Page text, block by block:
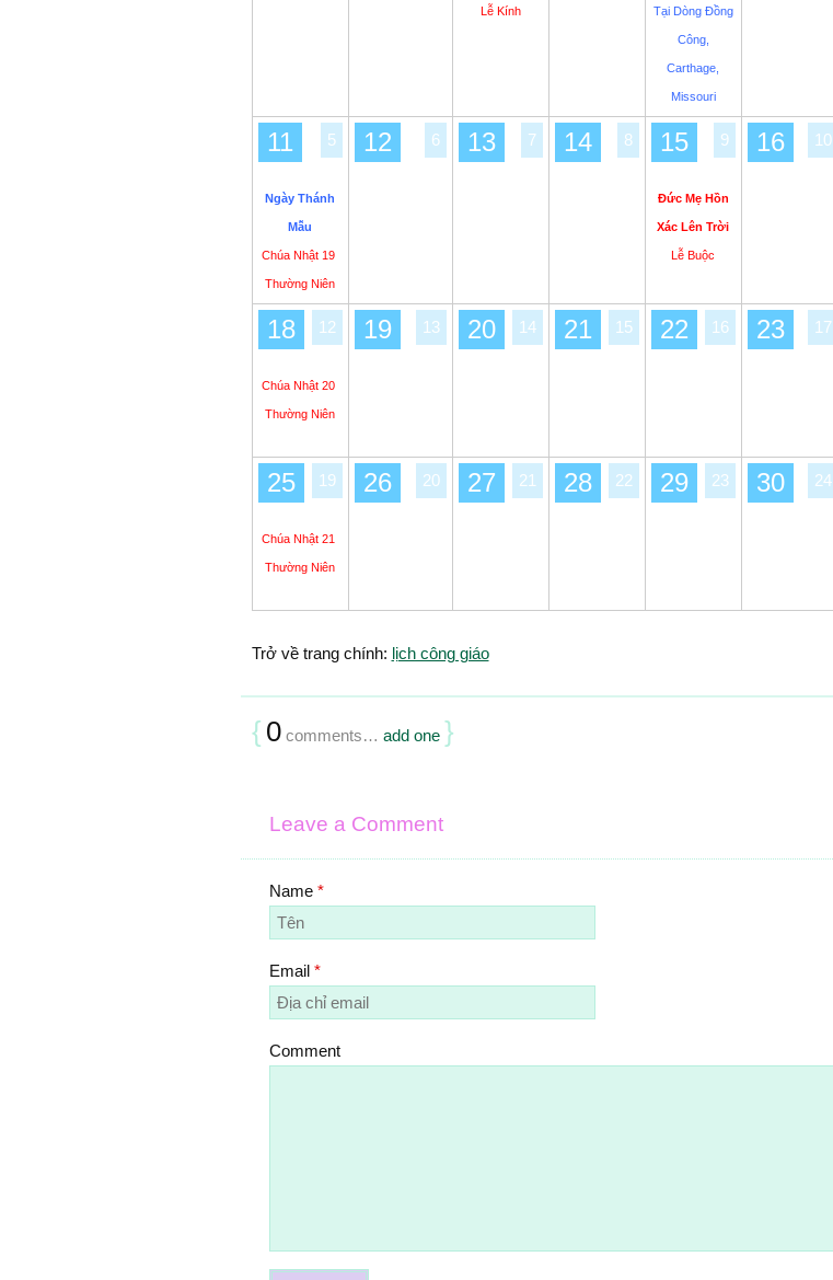
Lễ Kính Tại Dòng Đồng
Công,
Carthage,
Missouri
11 5
Ngày Thánh
Mẫu
Chúa Nhật 19
Thường Niên
12 6 13 7 14 8 15 9
Đức Mẹ Hồn
Xác Lên Trời
Lễ Buộc
16 10
18 12
Chúa Nhật 20
Thường Niên
19 13 20 14 21 15 22 16 23 17
25 19
Chúa Nhật 21
Thường Niên
26 20 27 21 28 22 29 23 30 24
Trở về trang chính: lịch công giáo
{ 0comments… add one }
Leave a Comment
Name *
Email *
Comment